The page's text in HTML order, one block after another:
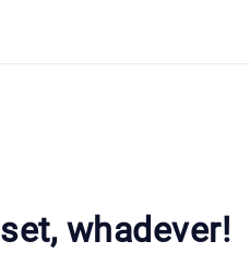
whadever!